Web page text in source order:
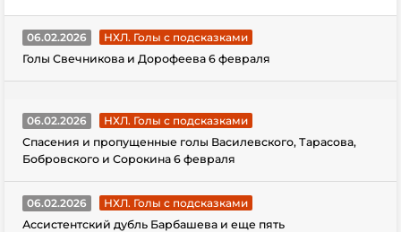
06.02.2026
НХЛ. Голы с подсказками
Голы Свечникова и Дорофеева 6 февраля
06.02.2026
НХЛ. Голы с подсказками
Спасения и пропущенные голы Василевского, Тарасова,
Бобровского и Сорокина 6 февраля
06.02.2026
НХЛ. Голы с подсказками
Ассистентский дубль Барбашева и еще пять